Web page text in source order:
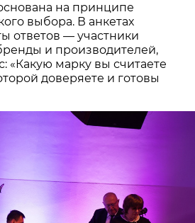
на принципе
выбора. В анкетах
ответов — участники
и производителей,
«Какую марку вы считаете
доверяете и готовы